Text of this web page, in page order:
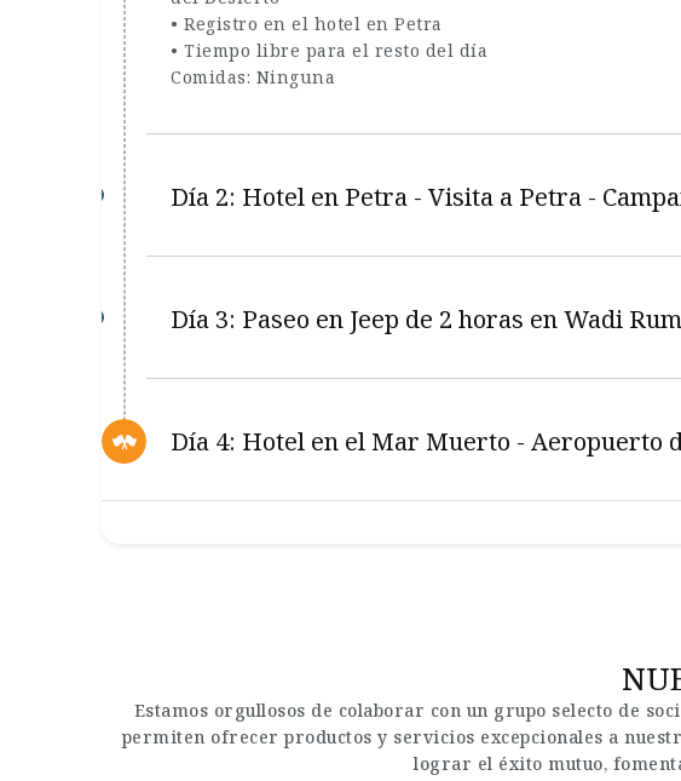
• Registro en el hotel en Petra
• Tiempo libre para el resto del día
Comidas: Ninguna
Día 2: Hotel en Petra - Visita a Petra -
Día 3: Paseo en Jeep de 2 horas en Wadi
Día 4: Hotel en el Mar Muerto - Aeropuerto
Estamos orgullosos de colaborar con un grupo selecto de
permiten ofrecer productos y servicios excepcionales a
lograr el éxito mutuo,